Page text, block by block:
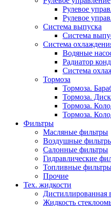
Рулевое
Рулевое
Система выпуска
Система
Система
Водяные
Радиатор
Система
Тормоза
Тормоза.
Тормоза.
Тормоза.
Тормоза.
Фильтры
Масляные фильтры
Воздушные
Салонные фильтры
Гидравлические
Топливные
Прочие
Тех. жидкости
Дистиллированная
Жидкость